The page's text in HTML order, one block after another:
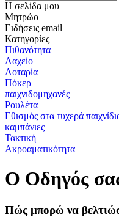
Η σελίδα μου
Μητρώο
Ειδήσεις email
Κατηγορίες
Πιθανότητα
Λαχείο
Λοταρία
Πόκερ
παιχνιδομηχανές
Ρουλέτα
Εθισμός στα τυχερά
καμπάνιες
Τακτική
Ακροαματικότητα
Ο Οδηγός
Πώς μπορώ να